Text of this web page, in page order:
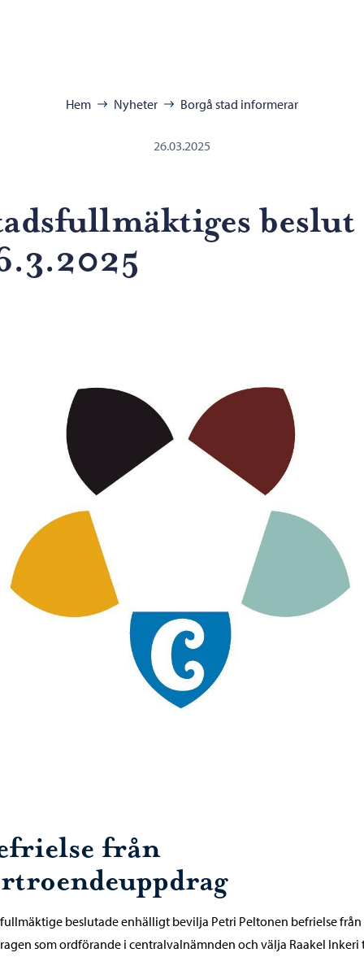
Hem Nyheter Borgå stad informerar
26.03.2025
beslut
från
beslutade enhälligt bevilja Petri Peltonen befrielse från
som ordförande i centralvalnämnden och välja Raakel Inkeri